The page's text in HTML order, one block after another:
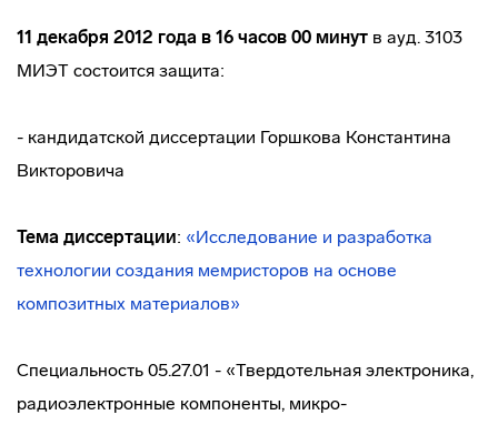
11 декабря 2012 года в 16 часов 00 минут в ауд. 3103
МИЭТ состоится защита:
- кандидатской диссертации Горшкова Константина
Викторовича
Тема диссертации: «Исследование и разработка
технологии создания мемристоров на основе
композитных материалов»
Специальность 05.27.01 - «Твердотельная электроника,
радиоэлектронные компоненты, микро-